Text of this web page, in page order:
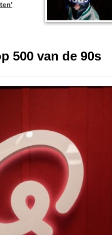
500 van de 90s